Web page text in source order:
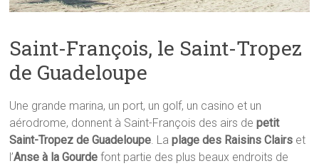
Saint-François, le Saint-Tropez
de Guadeloupe
Une grande marina, un port, un golf, un casino et un
aérodrome, donnent à Saint-François des airs de petit
Saint-Tropez de Guadeloupe . Laplage des Raisins Clairs et
l’Anse à la Gourde font partie des plus beaux endroits de